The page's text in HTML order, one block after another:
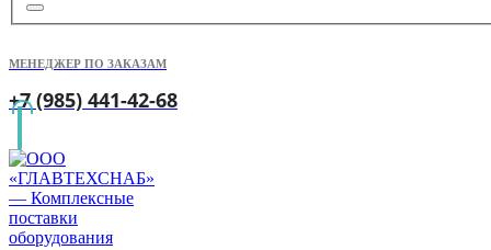
МЕНЕДЖЕР ПО ЗАКАЗАМ
+7 (985) 441-42-68